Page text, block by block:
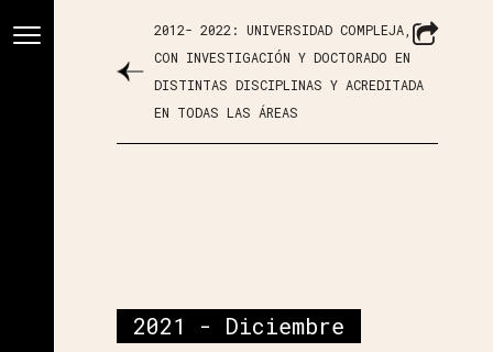
2012- 2022: UNIVERSIDAD COMPLEJA,
CON INVESTIGACIÓN Y DOCTORADO EN
DISTINTAS DISCIPLINAS Y ACREDITADA
EN TODAS LAS ÁREAS
2021 - Diciembre